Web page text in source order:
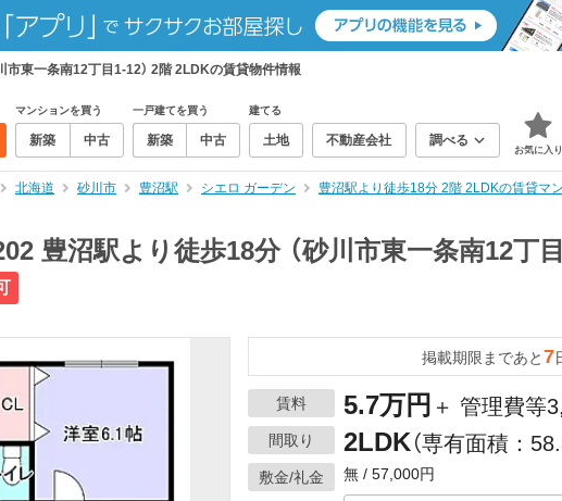
市東一条南12丁目1-12） 2階 2LDKの賃貸物件情報
マンションを買う
新築 中古
一戸建てを買う
新築 中古
建てる
土地 不動産会社 調べる
お気に入り
北海道 砂川市 豊沼駅 シエロ ガーデン 豊沼駅より徒歩18分 2階 2LDKの賃貸マ
豊沼駅より徒歩18分 （砂川市東一条南12丁
掲載期限まであと7
賃料 5.7万円 ＋ 管理費等
間取り 2LDK（専有面積：
敷金/礼金 無 / 57,000円